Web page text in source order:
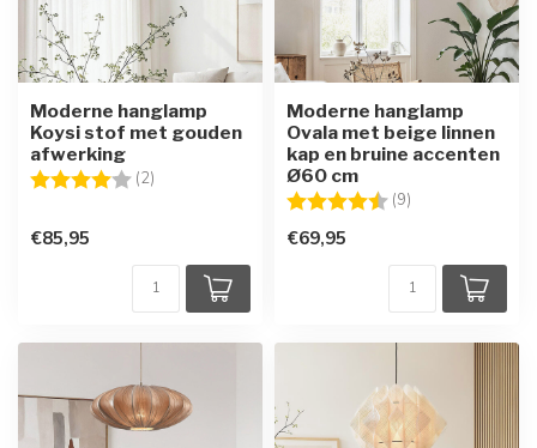
Moderne hanglamp
Koysi stof met gouden
afwerking
Beoordeling: (2)
€85,95
Moderne hanglamp
Ovala met beige linnen
kap en bruine accenten
Ø60 cm
Beoordeling: (9)
€69,95